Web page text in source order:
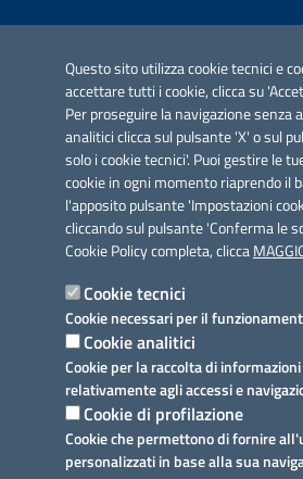
Questo sito utilizza cookie tecnici e
accettare tutti i cookie, clicca su
Per proseguire la navigazione senza
analitici clicca sul pulsante 'X' o sul
solo i cookie tecnici'. Puoi gestire le
cookie in ogni momento riaprendo il
l'apposito pulsante 'Impostazioni
cliccando sul pulsante 'Conferma le
Cookie Policy completa, clicca
Cookie tecnici
Cookie necessari per il
Cookie analitici
Cookie per la raccolta di
relativamente agli accessi e
Cookie di profilazione
Cookie che permettono di fornire
personalizzati in base alla sua
Azione 2.3.
Link utili
Informativa privacy
Dichiarazione di accessibilità
Note legali
Domande frequenti
Richiesta assistenza